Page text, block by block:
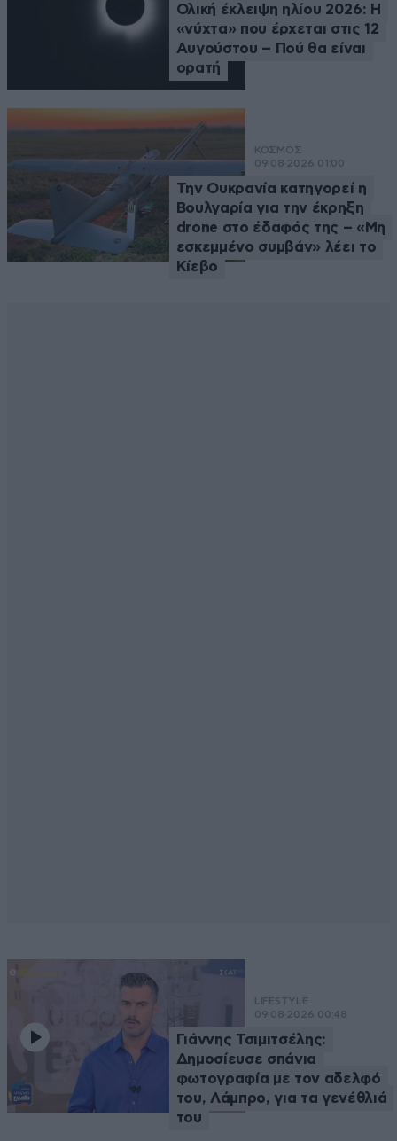
Ολική έκλειψη ηλίου 2026: Η
«νύχτα» που έρχεται στις 12
Αυγούστου – Πού θα είναι
ορατή
ΚΟΣΜΟΣ
09·08·2026 01:00
Την Ουκρανία κατηγορεί η
Βουλγαρία για την έκρηξη
drone στο έδαφός της – «Μη
εσκεμμένο συμβάν» λέει το
Κίεβο
LIFESTYLE
09·08·2026 00:48
Γιάννης Τσιμιτσέλης:
Δημοσίευσε σπάνια
φωτογραφία με τον αδελφό
του, Λάμπρο, για τα γενέθλιά
του